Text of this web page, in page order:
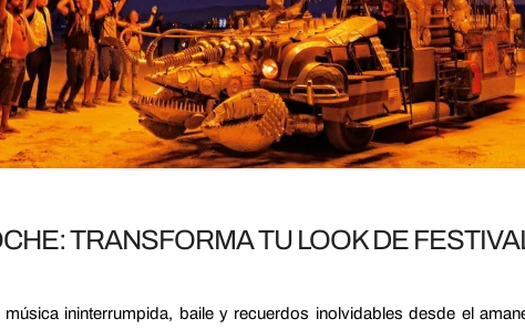
TRANSFORMA TU LOOK DE
ininterrumpida, baile y recuerdos inolvidables desde el